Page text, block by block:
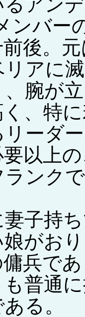
ンバー
後。元
リアに
、腕が
、特
ーダ
以上
ンク
子持
がお
兵で
普通
る。